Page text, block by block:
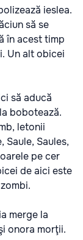
ieslea.
să se
în acest timp
Un alt obicei
să aducă
bobotează.
letonii
Saule, Saules,
pe cer
de aici este
merge la
onora morţii.